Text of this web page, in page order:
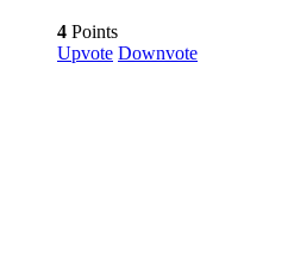
4 Points
Upvote Downvote